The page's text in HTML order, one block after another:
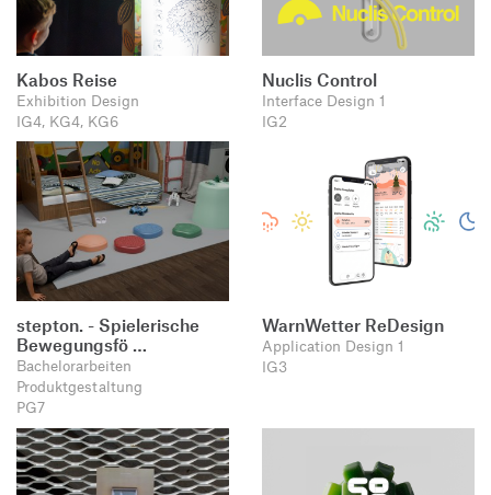
Kabos Reise
Exhibition Design
IG4, KG4, KG6
Nuclis Control
Interface Design 1
IG2
stepton. - Spielerische
Bewegungsfö …
Bachelorarbeiten
Produktgestaltung
PG7
WarnWetter ReDesign
Application Design 1
IG3